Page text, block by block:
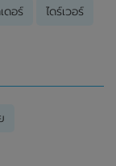
ดอร์ ไดร์เวอร์